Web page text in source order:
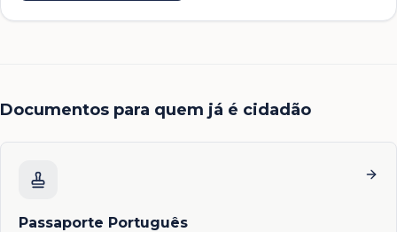
Documentos para quem já é cidadão
Passaporte Português